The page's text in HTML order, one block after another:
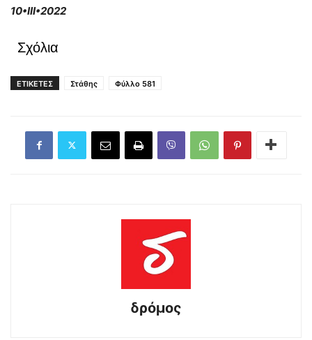
10•III•2022
Σχόλια
ΕΤΙΚΕΤΕΣ Στάθης Φύλλο 581
δρόμος